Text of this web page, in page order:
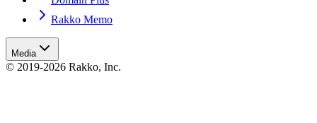
Rakko Memo
Media
© 2019-2026 Rakko, Inc.